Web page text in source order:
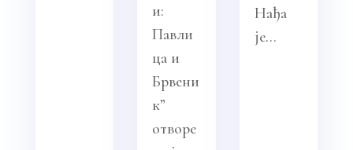
и:
Павли
ца и
Брвени
к”
отворе
Нађа
је...